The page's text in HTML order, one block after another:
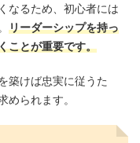
なるため、初心者には
リーダーシップを持っ
ことが重要です。
築けば忠実に従うた
められます。